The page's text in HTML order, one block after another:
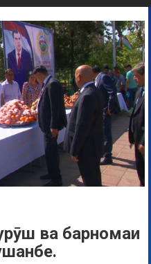
ва барномаи